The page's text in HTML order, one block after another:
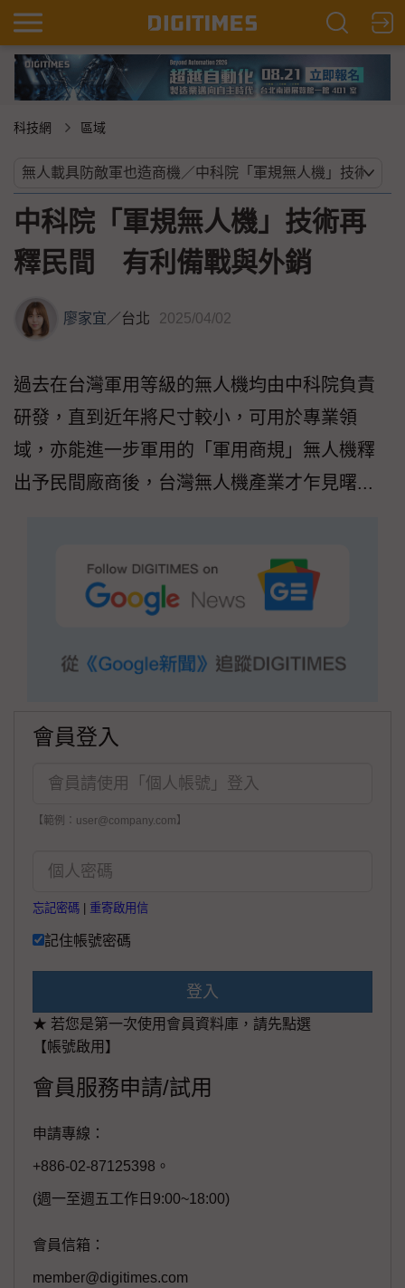
科技網 區域
中科院「軍規無人機」技術再
釋民間 有利備戰與外銷
廖家宜／台北 2025/04/02
過去在台灣軍用等級的無人機均由中科院負責
研發，直到近年將尺寸較小，可用於專業領
域，亦能進一步軍用的「軍用商規」無人機釋
出予民間廠商後，台灣無人機產業才乍見曙...
會員登入
【範例：user@company.com】
忘記密碼 重寄啟用信
記住帳號密碼
登入
★ 若您是第一次使用會員資料庫，請先點選
【帳號啟用】
會員服務申請/試用
申請專線：
+886-02-87125398。
(週一至週五工作日9:00~18:00)
會員信箱：
member@digitimes.com